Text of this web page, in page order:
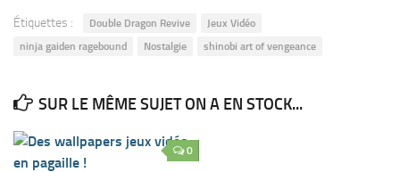
Étiquettes : Double Dragon Revive
Jeux Vidéo
ninja gaiden ragebound
Nostalgie shinobi art of vengeance
SUR LE MÊME SUJET ON A EN STOCK...
0